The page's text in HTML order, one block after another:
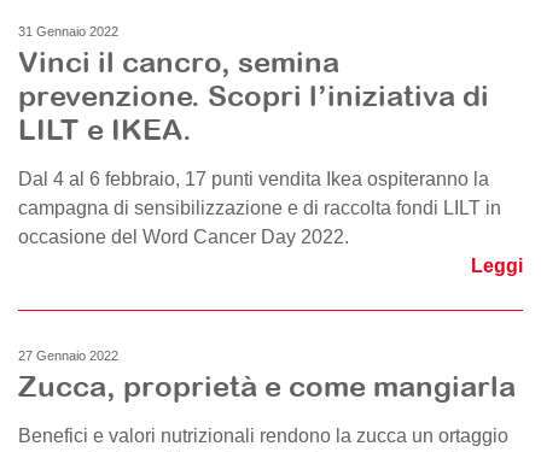
31 Gennaio 2022
Vinci il cancro, semina
prevenzione. Scopri l’iniziativa di
LILT e IKEA.
Dal 4 al 6 febbraio, 17 punti vendita Ikea ospiteranno la
campagna di sensibilizzazione e di raccolta fondi LILT in
occasione del Word Cancer Day 2022.
Leggi
27 Gennaio 2022
Zucca, proprietà e come mangiarla
Benefici e valori nutrizionali rendono la zucca un ortaggio